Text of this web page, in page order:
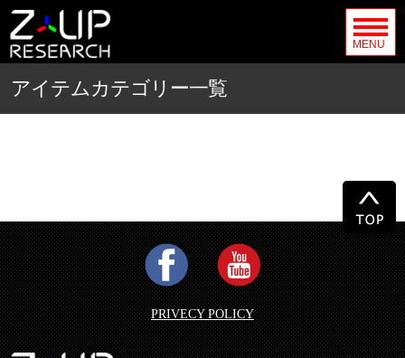
MENU
アイテムカテゴリー一覧
PRIVECY POLICY